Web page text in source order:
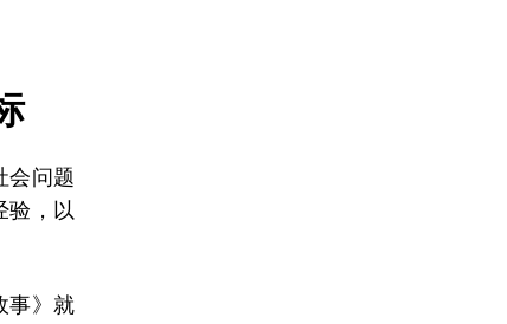
会问题
验，以
事》就